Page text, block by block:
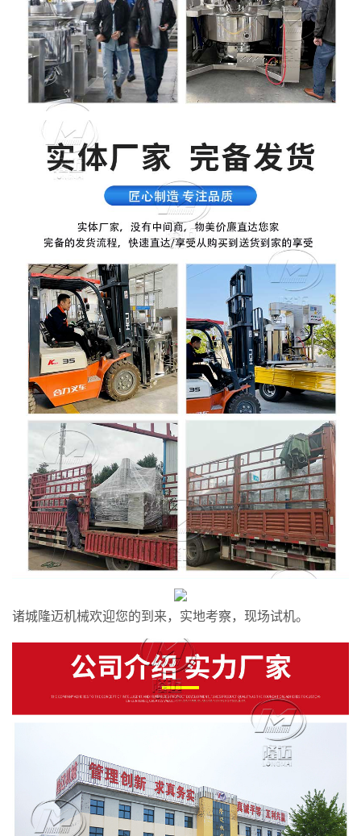
诸城隆迈机械欢迎您的到来，实地考察，现场试机。